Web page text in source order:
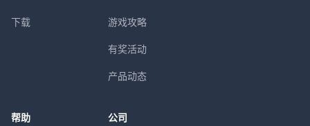
下载 游戏攻略
有奖活动
产品动态
帮助 公司